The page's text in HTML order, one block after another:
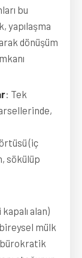
bu
yapılaşma
dönüşüm
: Tek
(iç
sökülüp
alan)
mülk